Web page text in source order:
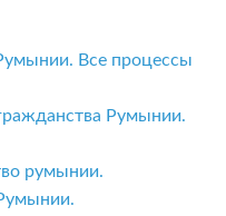
Все процессы
Румынии.
румынии.